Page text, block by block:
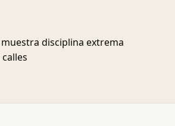
disciplina extrema